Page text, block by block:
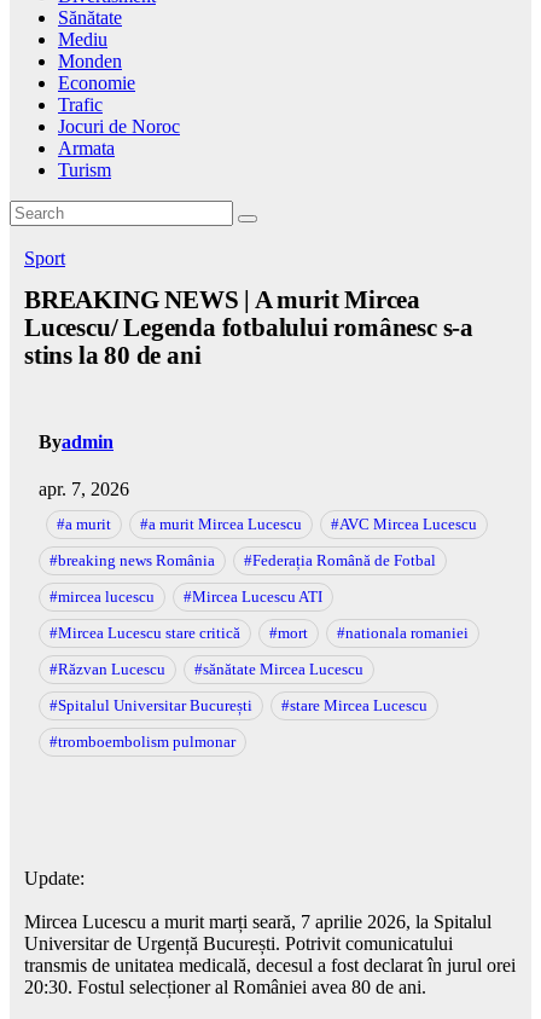
Sănătate
Mediu
Monden
Economie
Trafic
Jocuri de Noroc
Armata
Turism
Sport
BREAKING NEWS | A murit Mircea
Lucescu/ Legenda fotbalului românesc s-a
stins la 80 de ani
Byadmin
apr. 7, 2026
#a murit #a murit Mircea Lucescu
#AVC Mircea Lucescu
#breaking news România
#Federația Română de Fotbal
#mircea lucescu
#Mircea Lucescu ATI
#Mircea Lucescu stare critică
#mort
#nationala romaniei
#Răzvan Lucescu
#sănătate Mircea Lucescu
#Spitalul Universitar București
#stare Mircea Lucescu
#tromboembolism pulmonar
Update:
Mircea Lucescu a murit marți seară, 7 aprilie 2026, la Spitalul
Universitar de Urgență București. Potrivit comunicatului
transmis de unitatea medicală, decesul a fost declarat în jurul orei
20:30. Fostul selecționer al României avea 80 de ani.